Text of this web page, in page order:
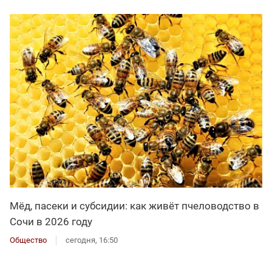
Мёд, пасеки и субсидии: как живёт пчеловодство в
Сочи в 2026 году
Общество сегодня, 16:50